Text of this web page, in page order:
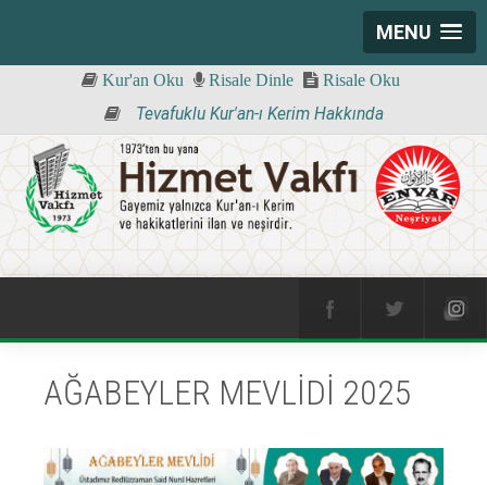
MENU
Kur'an Oku Risale Dinle Risale Oku
Tevafuklu Kur'an-ı Kerim Hakkında
AĞABEYLER MEVLİDİ 2025